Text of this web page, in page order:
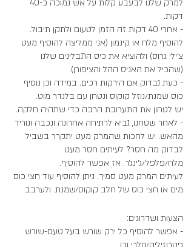
דקות.
- אחרי 40 דקות זה הזמן לטעום ולתקן תיבול.
להוסיף מלח או קינמון (אני ממליצה להוסיף מעט
צ׳ילי גרוס) ולהוציא את כיס התבלינים שלנו
(שהכיל את האניס ההל והציפורן).
- כעת נבדוק אם הירקות רכים. במידה וכן נוסיף
כוס שמנת/נוזל קוקוס ונטחן עם בלנדר מוט.
יש לטחון את התערובת הרבה כדי שתהיה חלקה.
- לאחר שטחנו, נביא לרתיחה אחרונה ונכבה ונוריד
מהאש. יש לחכות שהמרק מעט יתקרר בשביל
לבדוק מה חסר? לעיתים חסר מעט
מלח/פלפל/ג׳ינג׳ר. אז אפשר להוסיף.
לעיתים המרק מעט סמיך. ניתן להוסיף עוד חצי כוס
מים או חצי כוס של חלב קוקוס/שמנת. ולערבב.
הצעות ושדרוגים:
- אפשר להוסיף כל ירק שורש בעל טעם-שורש